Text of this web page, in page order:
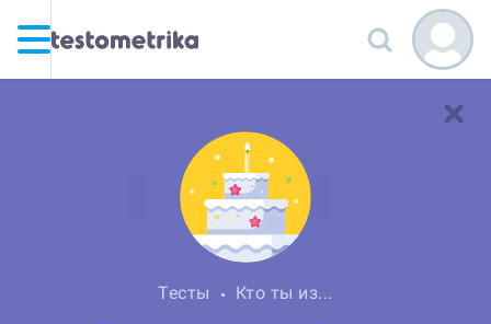
Тесты Кто ты из...